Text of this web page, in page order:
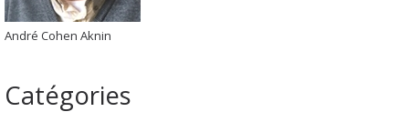
André Cohen Aknin
Catégories